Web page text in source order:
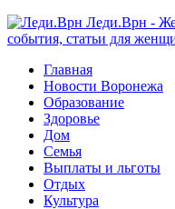
Леди.Врн -
события, статьи для
Главная
Новости Воронежа
Образование
Здоровье
Дом
Семья
Выплаты и льготы
Отдых
Культура